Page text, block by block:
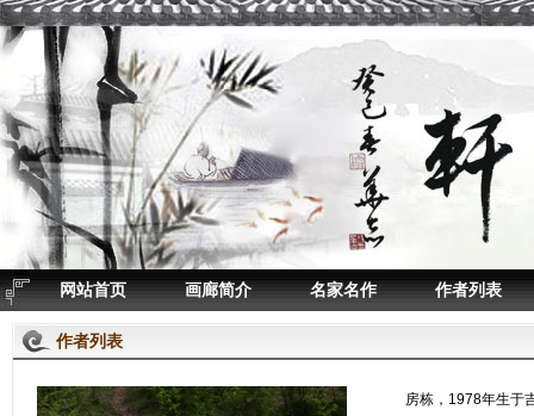
网站首页 画廊简介 名家名作 作者列表
作者列表
房栋，1978年生